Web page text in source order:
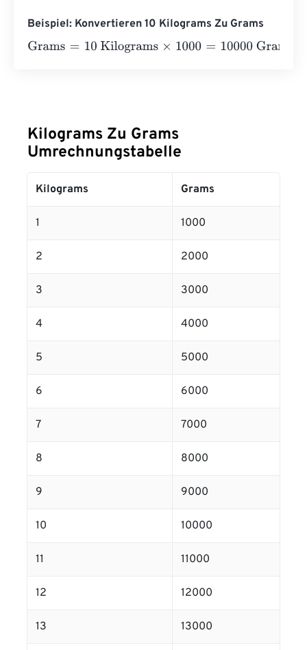
Beispiel: Konvertieren 10 Kilograms Zu Grams
Grams= 10 Kilograms×1000 =10000 Grams
Kilograms Zu Grams
Umrechnungstabelle
Kilograms Grams
1 1000
2 2000
3 3000
4 4000
5 5000
6 6000
7 7000
8 8000
9 9000
10 10000
11 11000
12 12000
13 13000